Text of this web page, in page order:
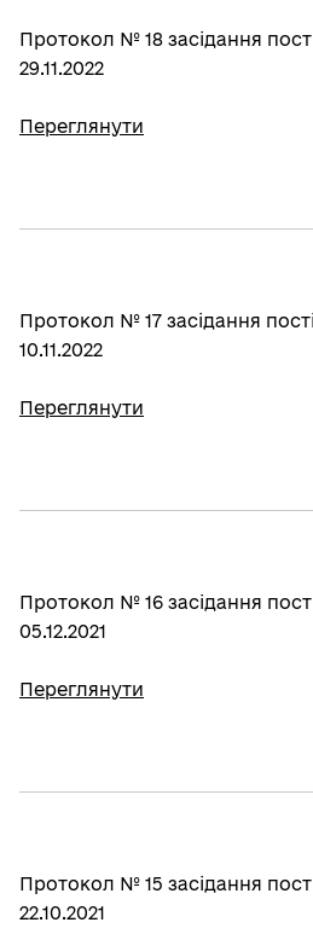
Протокол № 18 засідання
29.11.2022
Переглянути
Протокол № 17 засідання
10.11.2022
Переглянути
Протокол № 16 засідання
05.12.2021
Переглянути
Протокол № 15 засідання
22.10.2021